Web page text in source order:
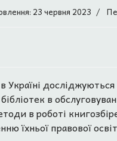
23 червня 2023
в Україні
в
в роботі
їхньої правової